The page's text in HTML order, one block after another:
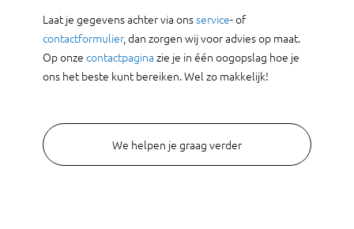
Laat je gegevens achter via onsservice- of
contactformulier, dan zorgen wij voor advies op maat.
Op onze contactpagina zie je in één oogopslag hoe je
ons het beste kunt bereiken. Wel zo makkelijk!
We helpen je graag verder